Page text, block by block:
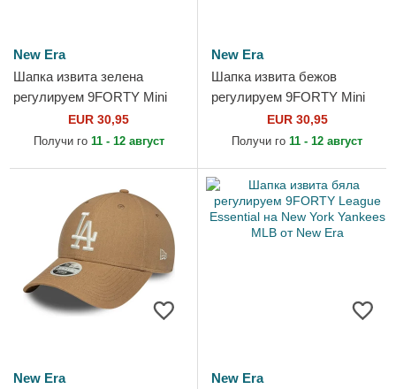
New Era
Шапка извита зелена
регулируем 9FORTY Mini
Cord на New York Yankees
MLB от New Era
EUR 30,95
Получи го 11 - 12 август
New Era
Шапка извита бежов
регулируем 9FORTY Mini
Cord на New York Yankees
MLB от New Era
EUR 30,95
Получи го 11 - 12 август
New Era
New Era